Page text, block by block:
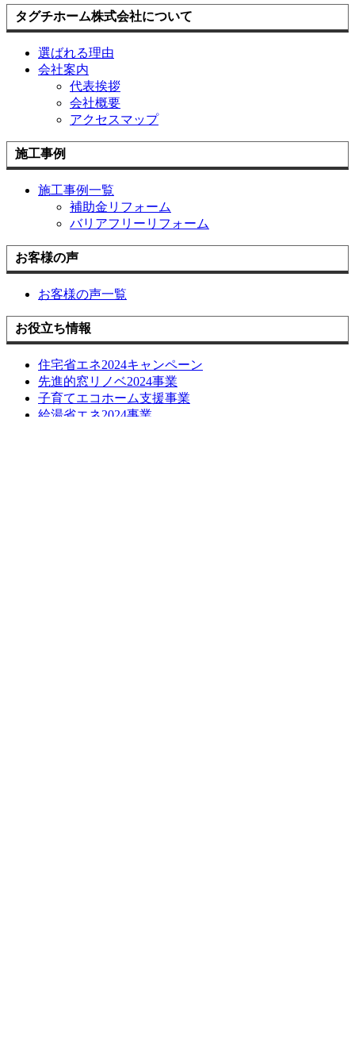
タグチホーム株式会社について
選ばれる理由
会社案内
代表挨拶
会社概要
アクセスマップ
施工事例
施工事例一覧
補助金リフォーム
バリアフリーリフォーム
お客様の声
お客様の声一覧
お役立ち情報
住宅省エネ2024キャンペーン
先進的窓リノベ2024事業
子育てエコホーム支援事業
給湯省エネ2024事業